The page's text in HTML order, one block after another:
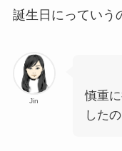
誕生日にっていう
Jin
慎重
した